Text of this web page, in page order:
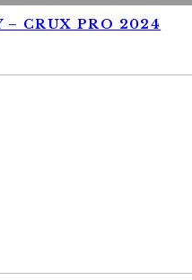
– CRUX PRO 2024